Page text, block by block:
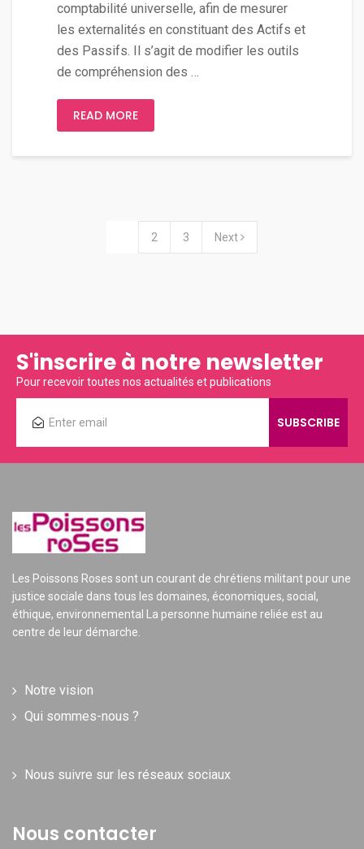
comptabilité universelle, afin de mesurer
les externalités en constituant des Actifs et
des Passifs. Il s’agit de modifier les outils
de compréhension des …
READ MORE
2 3 Next
S'inscrire à notre newsletter
Pour recevoir toutes nos actualités et publications
Les Poissons Roses sont un courant de chrétiens militant pour une
justice sociale dans tous les domaines, économiques, social,
éthique, environnemental La personne humaine reliée est au
centre de leur démarche.
Notre vision
Qui sommes-nous ?
Nous suivre sur les réseaux sociaux
Nous contacter